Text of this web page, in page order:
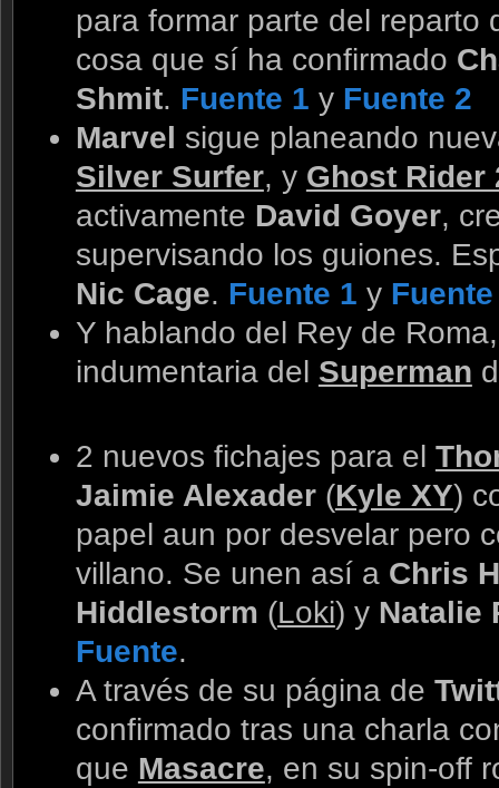
para formar parte del reparto
cosa que sí ha confirmado
Shmit. Fuente 1 y Fuente 2
Marvel sigue planeando
Silver Surfer, y Ghost Rider
activamente David Goyer,
supervisando los guiones.
Nic Cage. Fuente 1 y
Y hablando del Rey de
indumentaria del Superman
2 nuevos fichajes para el
Jaimie Alexader(Kyle XY)
papel aun por desvelar pero
villano. Se unen así a Chris
Hiddlestorm (Loki) y Natalie
Fuente.
A través de su página de
confirmado tras una charla
que Masacre, en su spin-off